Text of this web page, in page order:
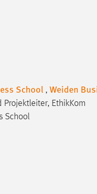
School , Weiden
EthikKom
School